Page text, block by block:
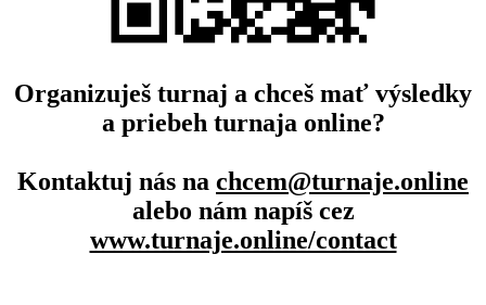
Organizuješ turnaj a chceš mať výsledky
a priebeh turnaja online?
Kontaktuj nás na chcem@turnaje.online
alebo nám napíš cez
www.turnaje.online/contact